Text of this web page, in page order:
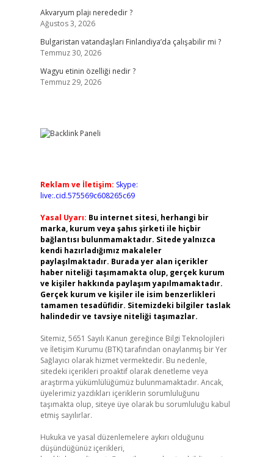
Akvaryum plajı nerededir ?
Ağustos 3, 2026
Bulgaristan vatandaşları Finlandiya’da çalışabilir mi ?
Temmuz 30, 2026
Wagyu etinin özelliği nedir ?
Temmuz 29, 2026
Reklam ve İletişim: Skype:
live:.cid.575569c608265c69
Yasal Uyarı: Bu internet sitesi, herhangi bir
marka, kurum veya şahıs şirketi ile hiçbir
bağlantısı bulunmamaktadır. Sitede yalnızca
kendi hazırladığımız makaleler
paylaşılmaktadır. Burada yer alan içerikler
haber niteliği taşımamakta olup, gerçek kurum
ve kişiler hakkında paylaşım yapılmamaktadır.
Gerçek kurum ve kişiler ile isim benzerlikleri
tamamen tesadüfidir. Sitemizdeki bilgiler taslak
halindedir ve tavsiye niteliği taşımazlar.
Sitemiz, 5651 Sayılı Kanun gereğince Bilgi Teknolojileri
ve İletişim Kurumu (BTK) tarafından onaylanmış bir Yer
Sağlayıcı olarak hizmet vermektedir. Bu nedenle,
sitedeki içerikleri proaktif olarak denetleme veya
araştırma yükümlülüğümüz bulunmamaktadır. Ancak,
üyelerimiz yazdıkları içeriklerin sorumluluğunu
taşımakta olup, siteye üye olarak bu sorumluluğu kabul
etmiş sayılırlar.
Hukuka ve yasal düzenlemelere aykırı olduğunu
düşündüğünüz içerikleri,